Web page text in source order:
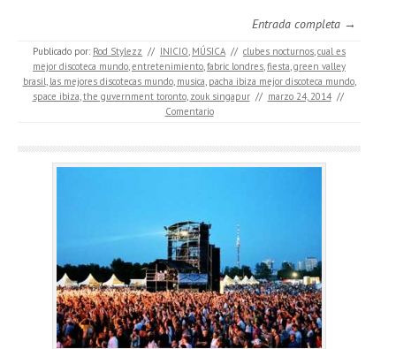
Entrada completa →
Publicado por: Rod Stylezz // INICIO, MÚSICA // clubes nocturnos,cual es
mejor discoteca mundo,entretenimiento,fabric londres,fiesta,green valley
brasil, las mejores discotecas mundo, musica, pacha ibiza mejor discoteca mundo,
space ibiza,the guvernment toronto, zouk singapur // marzo 24, 2014 //
Comentario